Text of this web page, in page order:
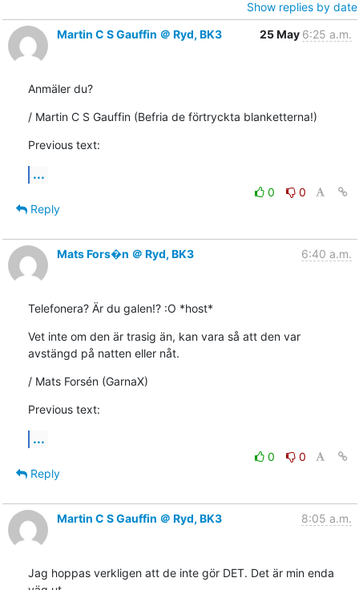
Show replies by date
Martin C S Gauffin ＠ Ryd, BK3
25 May 6:25 a.m.
Anmäler du?
/ Martin C S Gauffin (Befria de förtryckta blanketterna!)
Previous text:
...
0
0
Reply
Mats Fors�n ＠ Ryd, BK3 6:40 a.m.
Telefonera? Är du galen!? :O *host*
Vet inte om den är trasig än, kan vara så att den var
avstängd på natten eller nåt.
/ Mats Forsén (GarnaX)
Previous text:
...
0
0
Reply
Martin C S Gauffin ＠ Ryd, BK3 8:05 a.m.
Jag hoppas verkligen att de inte gör DET. Det är min enda